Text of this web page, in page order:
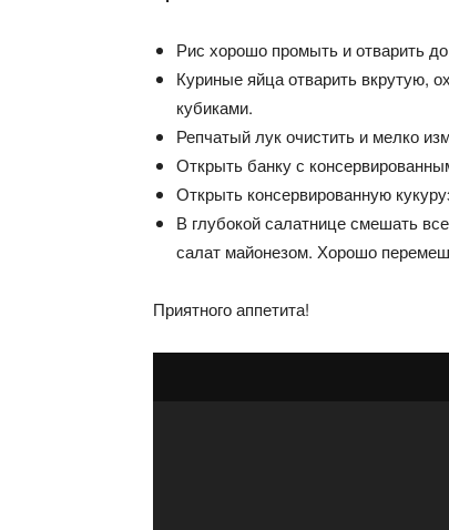
Рис хорошо промыть и отварить
Куриные яйца отварить вкрутую,
кубиками.
Репчатый лук очистить и мелко
Открыть банку с
Открыть консервированную
В глубокой салатнице смешать
салат майонезом. Хорошо
Приятного аппетита!